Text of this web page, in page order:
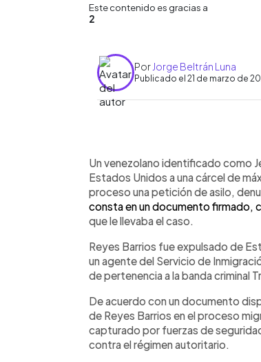
Este contenido es gracias a
2
Por Jorge Beltrán Luna
Publicado el 21 de marzo de
► Escuchar artículo
Un venezolano identificado como
Estados Unidos a una cárcel de
proceso una petición de asilo,
consta en un documento firmado,
que le llevaba el caso.
Reyes Barrios fue expulsado de
un agente del Servicio de
de pertenencia a la banda criminal
De acuerdo con un documento
de Reyes Barrios en el proceso
capturado por fuerzas de
contra el régimen autoritario.